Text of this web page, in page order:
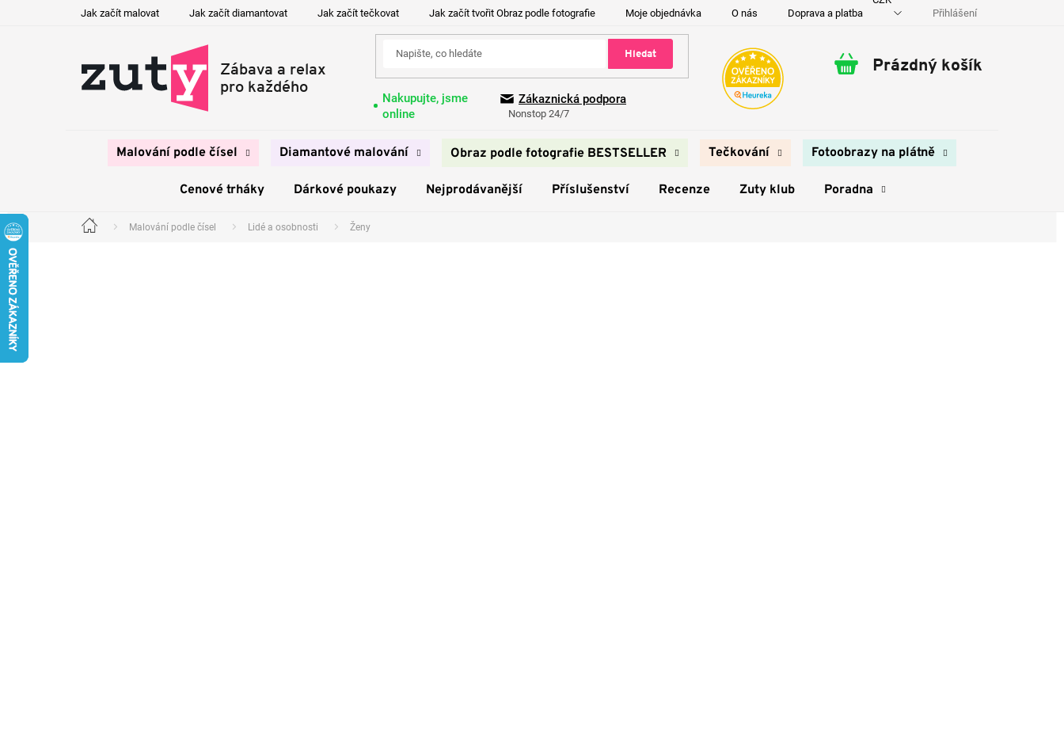
Jak začít malovat Jak začít diamantovat Jak začít tečkovat Jak začít tvořit Obraz podle fotografie Moje objednávka O nás Doprava a platba Kontakty Přihlášení
Hledat
Nakupujte, jsme
online
Zákaznická podpora
Nonstop 24/7
Nákupní
Prázdný košík
Malování podle čísel Diamantové malování Obraz podle fotografie BESTSELLER Tečkování Fotoobrazy na plátně
Cenové trháky Dárkové poukazy Nejprodávanější Příslušenství Recenze Zuty klub Poradna
Domů Malování podle čísel Lidé a osobnosti Ženy